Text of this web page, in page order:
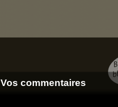
Vos commentaires